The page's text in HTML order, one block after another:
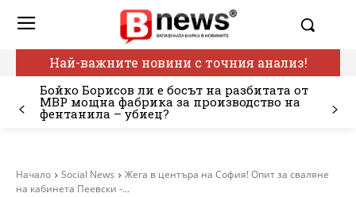
Най-важните новини с точния анализ!
Бойко Борисов ли е босът на разбитата от
МВР мощна фабрика за производство на
фентанила – убиец?
Начало Social News
Жега в центъра на София! Опит за сваляне
на кабинета Пеевски -...